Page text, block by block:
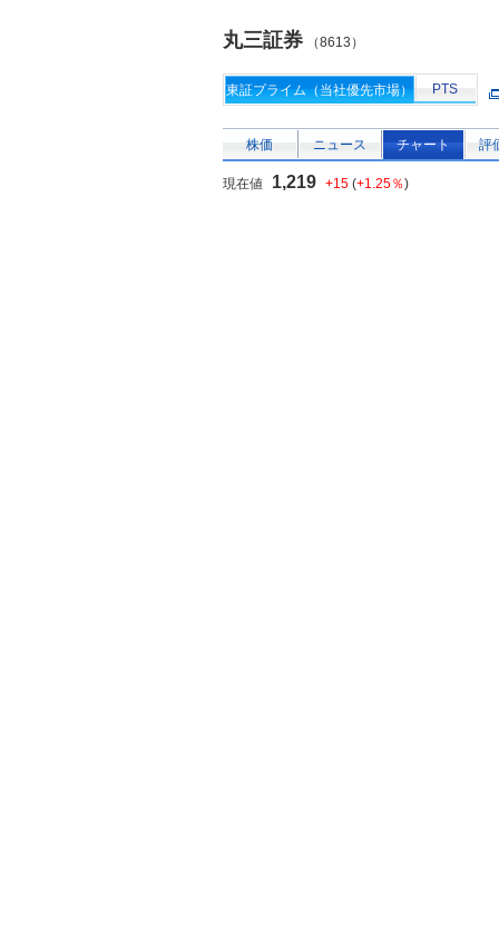
丸三証券 （8613）
東証プライム（当社優先市場） PTS
株価 ニュース チャート 評
現在値 1,219 +15 (+1.25％)